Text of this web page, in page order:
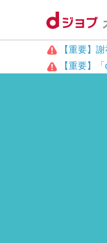
【重要】
【重要】